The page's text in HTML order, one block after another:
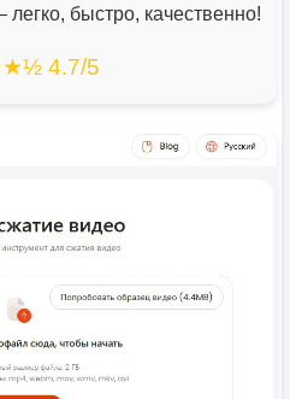
быстро, качественно!
4.7/5